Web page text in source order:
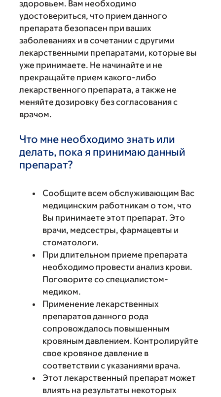
здоровьем. Вам необходимо
удостовериться, что прием данного
препарата безопасен при ваших
заболеваниях и в сочетании с другими
лекарственными препаратами, которые вы
уже принимаете. Не начинайте и не
прекращайте прием какого-либо
лекарственного препарата, а также не
меняйте дозировку без согласования с
врачом.
Что мне необходимо знать или
делать, пока я принимаю данный
препарат?
Сообщите всем обслуживающим Вас
медицинским работникам о том, что
Вы принимаете этот препарат. Это
врачи, медсестры, фармацевты и
стоматологи.
При длительном приеме препарата
необходимо провести анализ крови.
Поговорите со специалистом-
медиком.
Применение лекарственных
препаратов данного рода
сопровождалось повышенным
кровяным давлением. Контролируйте
свое кровяное давление в
соответствии с указаниями врача.
Этот лекарственный препарат может
влиять на результаты некоторых